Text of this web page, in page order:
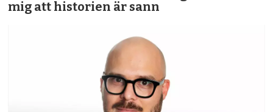
mig att historien är sann